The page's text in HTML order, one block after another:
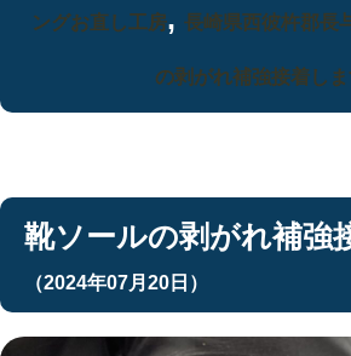
ングお直し工房, 長崎県西彼杵郡長
の剥がれ補強接着しま
靴ソールの剥がれ補強
（2024年07月20日）